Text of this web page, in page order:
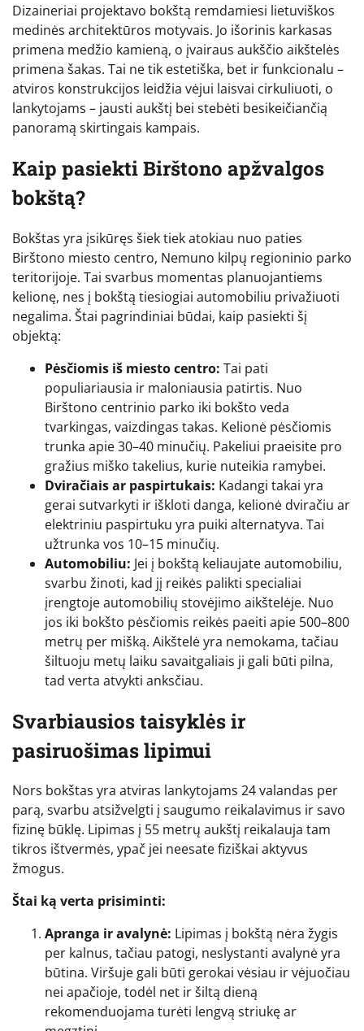
Dizaineriai projektavo bokštą remdamiesi lietuviškos
medinės architektūros motyvais. Jo išorinis karkasas
primena medžio kamieną, o įvairaus aukščio aikštelės
primena šakas. Tai ne tik estetiška, bet ir funkcionalu –
atviros konstrukcijos leidžia vėjui laisvai cirkuliuoti, o
lankytojams – jausti aukštį bei stebėti besikeičiančią
panoramą skirtingais kampais.
Kaip pasiekti Birštono apžvalgos
bokštą?
Bokštas yra įsikūręs šiek tiek atokiau nuo paties
Birštono miesto centro, Nemuno kilpų regioninio parko
teritorijoje. Tai svarbus momentas planuojantiems
kelionę, nes į bokštą tiesiogiai automobiliu privažiuoti
negalima. Štai pagrindiniai būdai, kaip pasiekti šį
objektą:
Pėsčiomis iš miesto centro: Tai pati
populiariausia ir maloniausia patirtis. Nuo
Birštono centrinio parko iki bokšto veda
tvarkingas, vaizdingas takas. Kelionė pėsčiomis
trunka apie 30–40 minučių. Pakeliui praeisite pro
gražius miško takelius, kurie nuteikia ramybei.
Dviračiais ar paspirtukais: Kadangi takai yra
gerai sutvarkyti ir iškloti danga, kelionė dviračiu ar
elektriniu paspirtuku yra puiki alternatyva. Tai
užtrunka vos 10–15 minučių.
Automobiliu: Jei į bokštą keliaujate automobiliu,
svarbu žinoti, kad jį reikės palikti specialiai
įrengtoje automobilių stovėjimo aikštelėje. Nuo
jos iki bokšto pėsčiomis reikės paeiti apie 500–800
metrų per mišką. Aikštelė yra nemokama, tačiau
šiltuoju metų laiku savaitgaliais ji gali būti pilna,
tad verta atvykti anksčiau.
Svarbiausios taisyklės ir
pasiruošimas lipimui
Nors bokštas yra atviras lankytojams 24 valandas per
parą, svarbu atsižvelgti į saugumo reikalavimus ir savo
fizinę būklę. Lipimas į 55 metrų aukštį reikalauja tam
tikros ištvermės, ypač jei neesate fiziškai aktyvus
žmogus.
Štai ką verta prisiminti:
Apranga ir avalynė: Lipimas į bokštą nėra žygis
per kalnus, tačiau patogi, neslystanti avalynė yra
būtina. Viršuje gali būti gerokai vėsiau ir vėjuočiau
nei apačioje, todėl net ir šiltą dieną
rekomenduojama turėti lengvą striukę ar